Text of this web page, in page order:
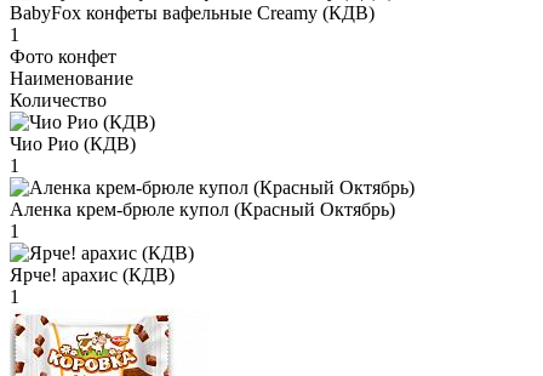
BabyFox конфеты вафельные Creamy (КДВ)
1
Фото конфет
Наименование
Количество
Чио Рио (КДВ)
1
Аленка крем-брюле купол (Красный Октябрь)
1
Ярче! арахис (КДВ)
1